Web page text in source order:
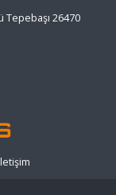
26470